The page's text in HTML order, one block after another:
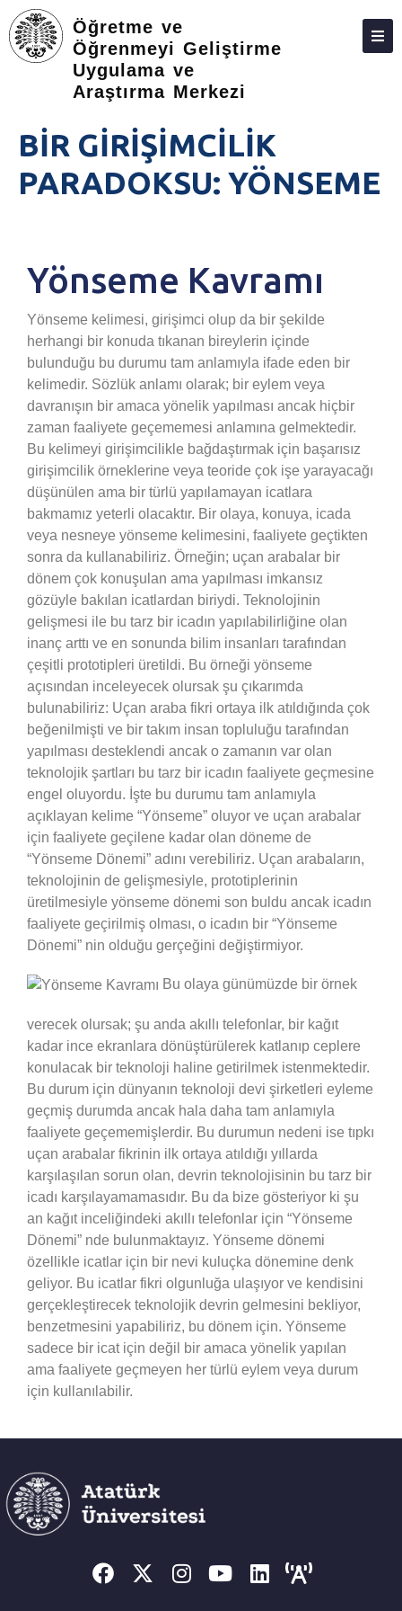
Öğretme ve
Öğrenmeyi Geliştirme
Uygulama ve
Araştırma Merkezi
ANASAYFA
BİR GİRİŞİMCİLİK
PARADOKSU: YÖNSEME
Yönseme Kavramı
Yönseme kelimesi, girişimci olup da bir şekilde
herhangi bir konuda tıkanan bireylerin içinde
bulunduğu bu durumu tam anlamıyla ifade eden bir
kelimedir. Sözlük anlamı olarak; bir eylem veya
davranışın bir amaca yönelik yapılması ancak hiçbir
zaman faaliyete geçememesi anlamına gelmektedir.
Bu kelimeyi girişimcilikle bağdaştırmak için başarısız
girişimcilik örneklerine veya teoride çok işe yarayacağı
düşünülen ama bir türlü yapılamayan icatlara
bakmamız yeterli olacaktır. Bir olaya, konuya, icada
veya nesneye yönseme kelimesini, faaliyete geçtikten
sonra da kullanabiliriz. Örneğin; uçan arabalar bir
dönem çok konuşulan ama yapılması imkansız
gözüyle bakılan icatlardan biriydi. Teknolojinin
gelişmesi ile bu tarz bir icadın yapılabilirliğine olan
inanç arttı ve en sonunda bilim insanları tarafından
çeşitli prototipleri üretildi. Bu örneği yönseme
açısından inceleyecek olursak şu çıkarımda
bulunabiliriz: Uçan araba fikri ortaya ilk atıldığında çok
beğenilmişti ve bir takım insan topluluğu tarafından
yapılması desteklendi ancak o zamanın var olan
teknolojik şartları bu tarz bir icadın faaliyete geçmesine
engel oluyordu. İşte bu durumu tam anlamıyla
açıklayan kelime “Yönseme” oluyor ve uçan arabalar
için faaliyete geçilene kadar olan döneme de
“Yönseme Dönemi” adını verebiliriz. Uçan arabaların,
teknolojinin de gelişmesiyle, prototiplerinin
üretilmesiyle yönseme dönemi son buldu ancak icadın
faaliyete geçirilmiş olması, o icadın bir “Yönseme
Dönemi” nin olduğu gerçeğini değiştirmiyor.
Bu olaya günümüzde bir örnek
verecek olursak; şu anda akıllı telefonlar, bir kağıt
kadar ince ekranlara dönüştürülerek katlanıp ceplere
konulacak bir teknoloji haline getirilmek istenmektedir.
Bu durum için dünyanın teknoloji devi şirketleri eyleme
geçmiş durumda ancak hala daha tam anlamıyla
faaliyete geçememişlerdir. Bu durumun nedeni ise tıpkı
uçan arabalar fikrinin ilk ortaya atıldığı yıllarda
karşılaşılan sorun olan, devrin teknolojisinin bu tarz bir
icadı karşılayamamasıdır. Bu da bize gösteriyor ki şu
an kağıt inceliğindeki akıllı telefonlar için “Yönseme
Dönemi” nde bulunmaktayız. Yönseme dönemi
özellikle icatlar için bir nevi kuluçka dönemine denk
geliyor. Bu icatlar fikri olgunluğa ulaşıyor ve kendisini
gerçekleştirecek teknolojik devrin gelmesini bekliyor,
benzetmesini yapabiliriz, bu dönem için. Yönseme
sadece bir icat için değil bir amaca yönelik yapılan
ama faaliyete geçmeyen her türlü eylem veya durum
için kullanılabilir.